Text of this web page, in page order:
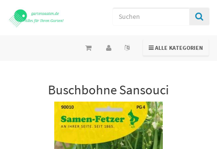
TOGGLE NAVIGATION
ALLE KATEGORIEN
Buschbohne Sansouci